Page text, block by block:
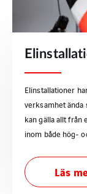
Elinstallationer
verksamhet ända
kan gälla allt från
inom både hög-
Läs